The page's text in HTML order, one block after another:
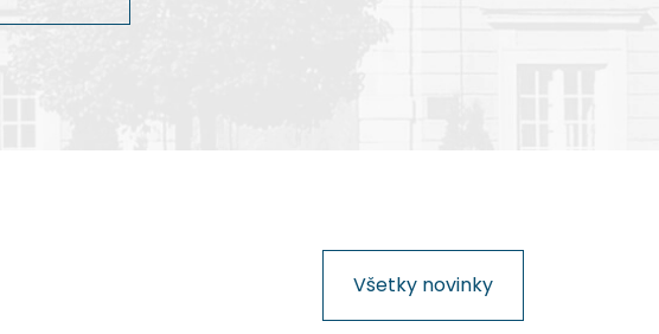
Viac info
Všetky novinky